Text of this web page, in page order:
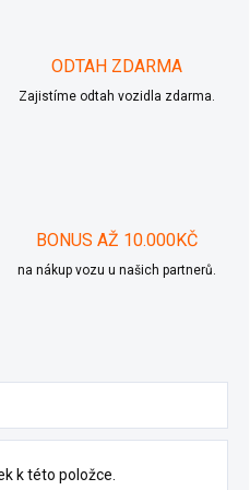
ODTAH ZDARMA
Zajistíme odtah vozidla zdarma.
BONUS AŽ 10.000KČ
na nákup vozu u našich partnerů.
k této položce.